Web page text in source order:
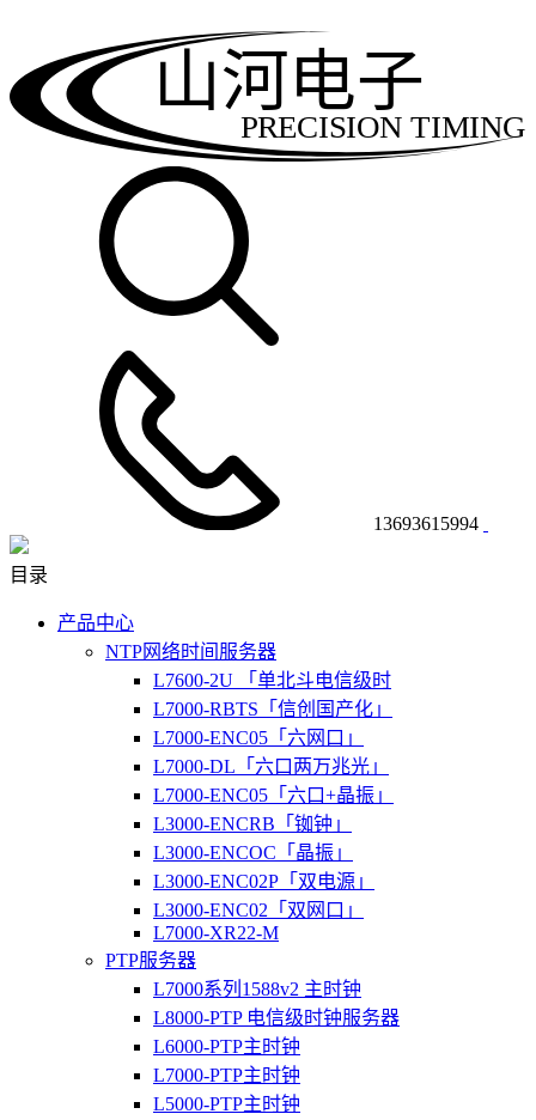
PRECISION TIMING
山河电子
13693615994
目录
产品中心
NTP网络时间服务器
L7600-2U 「单北斗电信级时
L7000-RBTS「信创国产化」
L7000-ENC05「六网口」
L7000-DL「六口两万兆光」
L7000-ENC05「六口+晶振」
L3000-ENCRB「铷钟」
L3000-ENCOC「晶振」
L3000-ENC02P「双电源」
L3000-ENC02「双网口」
L7000-XR22-M
PTP服务器
L7000系列1588v2 主时钟
L8000-PTP 电信级时钟服务器
L6000-PTP主时钟
L7000-PTP主时钟
L5000-PTP主时钟